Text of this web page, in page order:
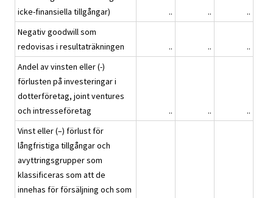
icke-finansiella tillgångar)
.. ..
..
Negativ goodwill som
redovisas i resultaträkningen
.. ..
..
Andel av vinsten eller (-)
förlusten på investeringar i
dotterföretag, joint ventures
och intresseföretag
.. ..
..
Vinst eller (–) förlust för
långfristiga tillgångar och
avyttringsgrupper som
klassificeras som att de
innehas för försäljning och som